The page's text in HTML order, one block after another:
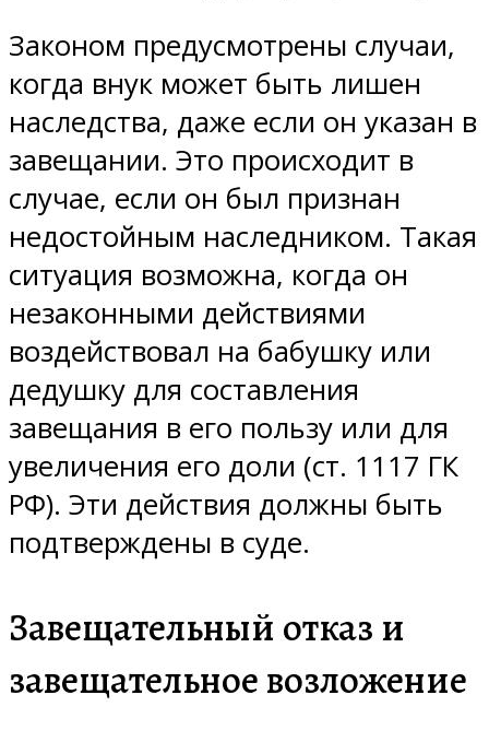
Законом предусмотрены случаи,
когда внук может быть лишен
наследства, даже если он указан в
завещании. Это происходит в
случае, если он был признан
недостойным наследником. Такая
ситуация возможна, когда он
незаконными действиями
воздействовал на бабушку или
дедушку для составления
завещания в его пользу или для
увеличения его доли (ст. 1117 ГК
РФ). Эти действия должны быть
подтверждены в суде.
Завещательный отказ и
завещательное возложение